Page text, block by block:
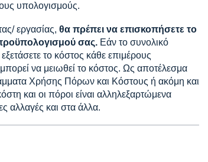
υπολογισμούς.
εργασίας, θα πρέπει να επισκοπήσετε το
σας. Εάν το συνολικό
το κόστος κάθε επιμέρους
να μειωθεί το κόστος. Ως αποτέλεσμα
Χρήσης Πόρων και Κόστους ή ακόμη και
και οι πόροι είναι αλληλεξαρτώμενα
αλλαγές και στα άλλα.